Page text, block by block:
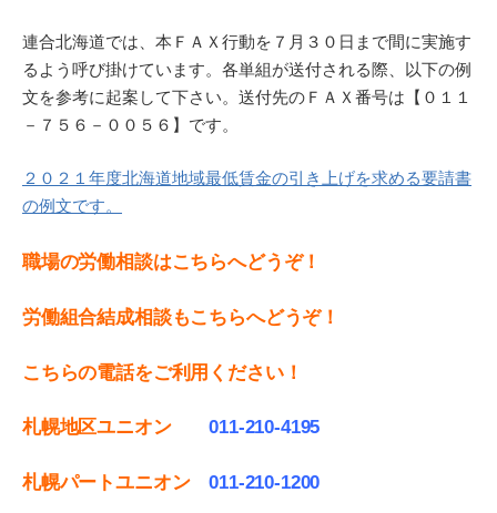
連合北海道では、本ＦＡＸ行動を７月３０日まで間に実施す
るよう呼び掛けています。各単組が送付される際、以下の例
文を参考に起案して下さい。送付先のＦＡＸ番号は【０１１
－７５６－００５６】です。
２０２１年度北海道地域最低賃金の引き上げを求める要請書
の例文です。
職場の労働相談はこちらへどうぞ！
労働組合結成相談もこちらへどうぞ！
こちらの電話をご利用ください！
札幌地区ユニオン011-210-4195
札幌パートユニオン011‐210-1200